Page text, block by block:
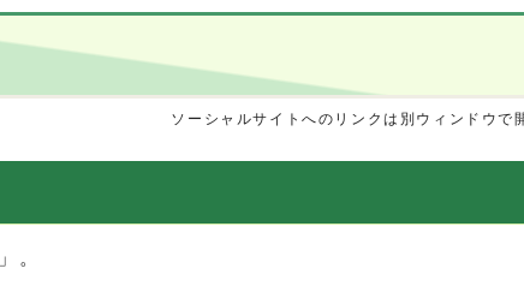
ソーシャルサイトへのリンクは別ウィンドウで
。